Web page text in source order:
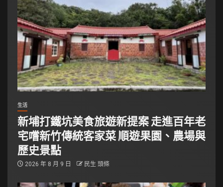
生活
新埔打鐵坑美食旅遊新提案 走進百年老
宅嚐新竹傳統客家菜 順遊果園、農場與
歷史景點
2026 年 8 月 9 日 民生 頭條